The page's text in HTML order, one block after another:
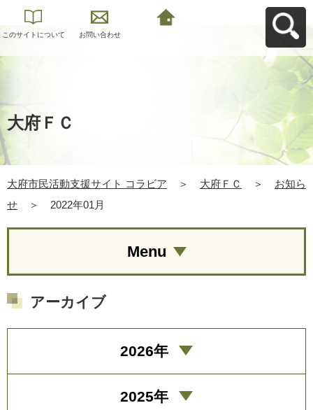
このサイトについて お問い合わせ
大府ＦＣ
大府市民活動支援サイト コラビア ＞ 大府ＦＣ ＞
お知ら
せ
＞ 2022年01月
Menu
アーカイブ
2026年
2025年